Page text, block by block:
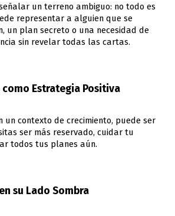
un terreno ambiguo: no todo es
representar a alguien que se
un plan secreto o una necesidad de
sin revelar todas las cartas.
como Estrategia Positiva
un contexto de crecimiento, puede ser
ser más reservado, cuidar tu
todos tus planes aún.
su Lado Sombra